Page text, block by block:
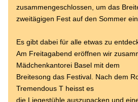
zusammengeschlossen, um das
zweitägigen Fest auf den Sommer
Es gibt dabei für alle etwas zu
Am Freitagabend eröffnen wir
Mädchenkantorei Basel mit dem
Breitesong das Festival. Nach dem
Tremendous T heisst es
die Liegestühle auszupacken und